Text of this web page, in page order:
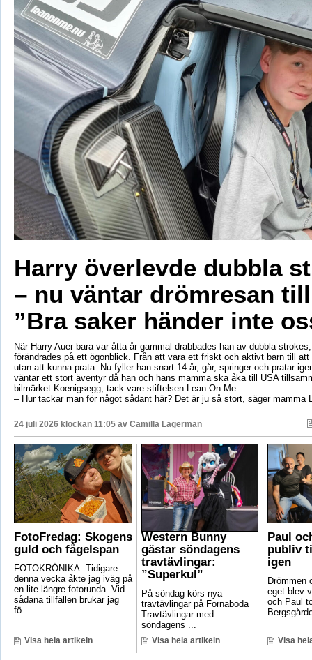
Harry överlevde dubbla
– nu väntar drömresan
”Bra saker händer inte
När Harry Auer bara var åtta år gammal drabbades han av dubbla
förändrades på ett ögonblick. Från att vara ett friskt och aktivt barn till
utan att kunna prata. Nu fyller han snart 14 år, går, springer och pratar
väntar ett stort äventyr då han och hans mamma ska åka till USA
bilmärket Koenigsegg, tack vare stiftelsen Lean On Me.
– Hur tackar man för något sådant här? Det är ju så stort, säger mamma
24 juli 2026 klockan 11:05 av Camilla Lagerman
FotoFredag: Skogens
guld och fågelspan
FOTOKRÖNIKA: Tidigare
denna vecka åkte jag iväg på
en lite längre fotorunda. Vid
sådana tillfällen brukar jag
fö...
Visa hela artikeln
Western Bunny
gästar söndagens
travtävlingar:
”Superkul”
På söndag körs nya
travtävlingar på Fornaboda
Travtävlingar med
söndagens ...
Visa hela artikeln
Paul
publiv
igen
Drömmen
eget blev
och Paul
Visa